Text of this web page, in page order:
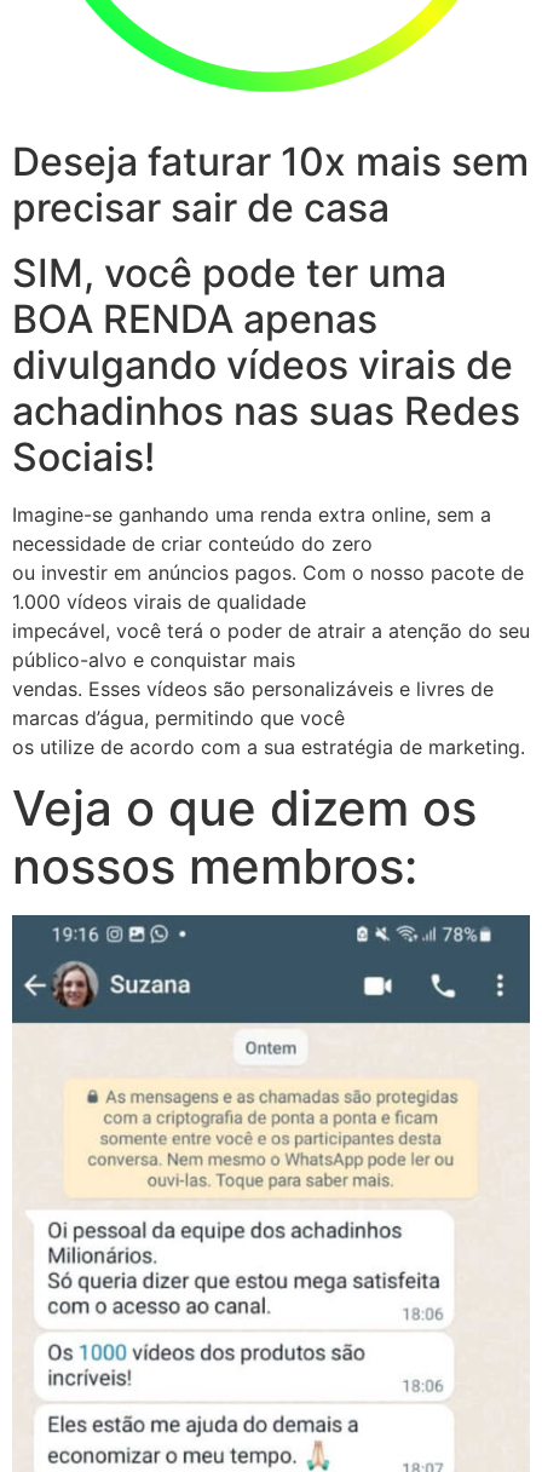
Deseja faturar 10x mais sem
precisar sair de casa
SIM, você pode ter uma
BOA RENDA apenas
divulgando vídeos virais de
achadinhos nas suas Redes
Sociais!
Imagine-se ganhando uma renda extra online, sem a
necessidade de criar conteúdo do zero
ou investir em anúncios pagos. Com o nosso pacote de
1.000 vídeos virais de qualidade
impecável, você terá o poder de atrair a atenção do seu
público-alvo e conquistar mais
vendas. Esses vídeos são personalizáveis e livres de
marcas d’água, permitindo que você
os utilize de acordo com a sua estratégia de marketing.
Veja o que dizem os
nossos membros: